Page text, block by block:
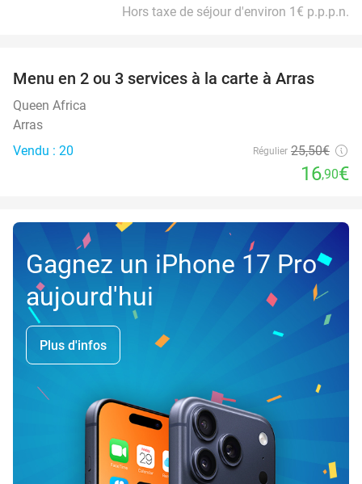
Hors taxe de séjour d'environ 1€ p.p.p.n.
34%
Menu en 2 ou 3 services à la carte à Arras
Queen Africa
Arras
Vendu : 20
Régulier 25,50€
16,90€
Gagnez un iPhone 17 Pro
aujourd'hui
Plus d'infos